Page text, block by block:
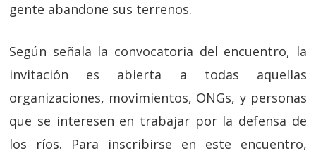
gente abandone sus terrenos.
Según señala la convocatoria del encuentro, la
invitación es abierta a todas aquellas
organizaciones, movimientos, ONGs, y personas
que se interesen en trabajar por la defensa de
los ríos. Para inscribirse en este encuentro,